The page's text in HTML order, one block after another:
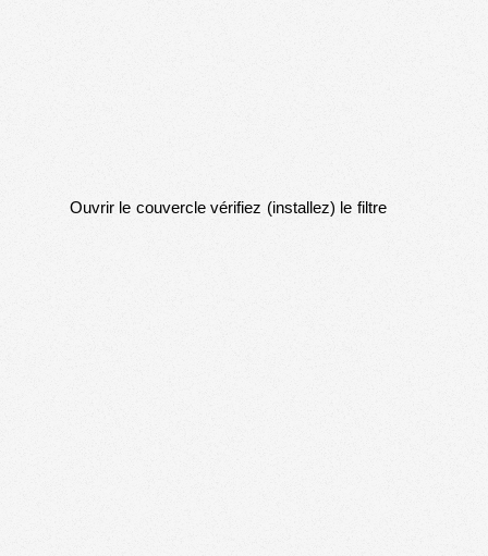
Ouvrir le couvercle vérifiez (installez) le filtre